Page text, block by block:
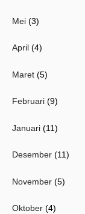
Mei (3)
April (4)
Maret (5)
Februari (9)
Januari (11)
Desember (11)
November (5)
Oktober (4)